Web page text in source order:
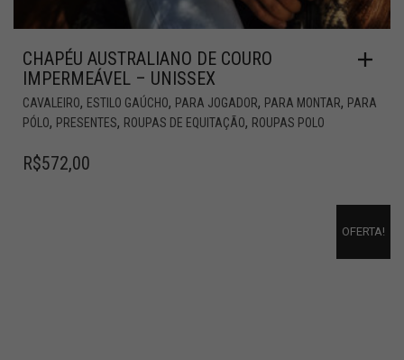
CHAPÉU AUSTRALIANO DE COURO
IMPERMEÁVEL – UNISSEX
CAVALEIRO, ESTILO GAÚCHO, PARA JOGADOR, PARA MONTAR, PARA
PÓLO, PRESENTES, ROUPAS DE EQUITAÇÃO, ROUPAS POLO
R$572,00
OFERTA!